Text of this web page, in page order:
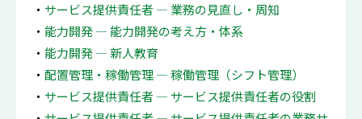
サービス提供責任者 ― 業務の見直し・周知
能力開発 ― 能力開発の考え方・体系
能力開発 ― 新人教育
配置管理・稼働管理 ― 稼働管理（シフト管理）
サービス提供責任者 ― サービス提供責任者の役割